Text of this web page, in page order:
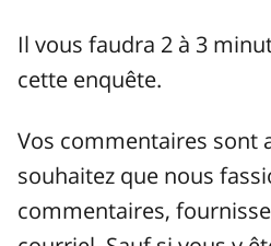
Il vous faudra 2 à 3
cette enquête.
Vos commentaires sont
souhaitez que nous
commentaires,